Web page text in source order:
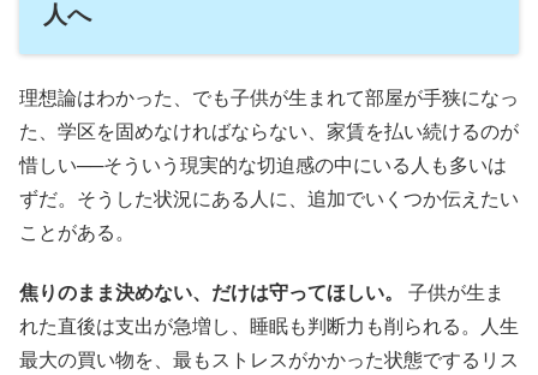
人へ
理想論はわかった、でも子供が生まれて部屋が手狭になっ
た、学区を固めなければならない、家賃を払い続けるのが
惜しい──そういう現実的な切迫感の中にいる人も多いは
ずだ。そうした状況にある人に、追加でいくつか伝えたい
ことがある。
焦りのまま決めない、だけは守ってほしい。
子供が生ま
れた直後は支出が急増し、睡眠も判断力も削られる。人生
最大の買い物を、最もストレスがかかった状態でするリス